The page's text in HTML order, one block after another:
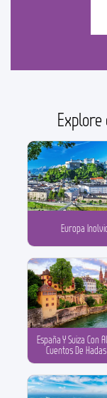
Europa
España Y Suiza Con
Cuentos De